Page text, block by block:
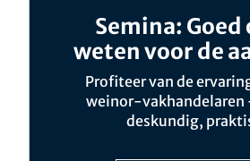
Semina: Goed
weten voor de
Profiteer van de
weinor-vakhandelaren
deskundig,